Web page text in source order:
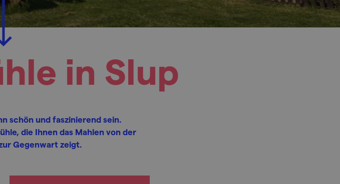
in Slup
schön und faszinierend sein.
die Ihnen das Mahlen von der
Gegenwart zeigt.